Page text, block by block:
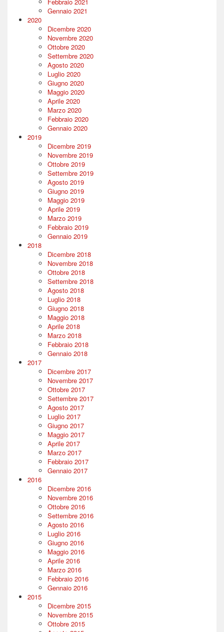
Gennaio 2021
2020
Dicembre 2020
Novembre 2020
Ottobre 2020
Settembre 2020
Agosto 2020
Luglio 2020
Giugno 2020
Maggio 2020
Aprile 2020
Marzo 2020
Febbraio 2020
Gennaio 2020
2019
Dicembre 2019
Novembre 2019
Ottobre 2019
Settembre 2019
Agosto 2019
Giugno 2019
Maggio 2019
Aprile 2019
Marzo 2019
Febbraio 2019
Gennaio 2019
2018
Dicembre 2018
Novembre 2018
Ottobre 2018
Settembre 2018
Agosto 2018
Luglio 2018
Giugno 2018
Maggio 2018
Aprile 2018
Marzo 2018
Febbraio 2018
Gennaio 2018
2017
Dicembre 2017
Novembre 2017
Ottobre 2017
Settembre 2017
Agosto 2017
Luglio 2017
Giugno 2017
Maggio 2017
Aprile 2017
Marzo 2017
Febbraio 2017
Gennaio 2017
2016
Dicembre 2016
Novembre 2016
Ottobre 2016
Settembre 2016
Agosto 2016
Luglio 2016
Giugno 2016
Maggio 2016
Aprile 2016
Marzo 2016
Febbraio 2016
Gennaio 2016
2015
Dicembre 2015
Novembre 2015
Ottobre 2015